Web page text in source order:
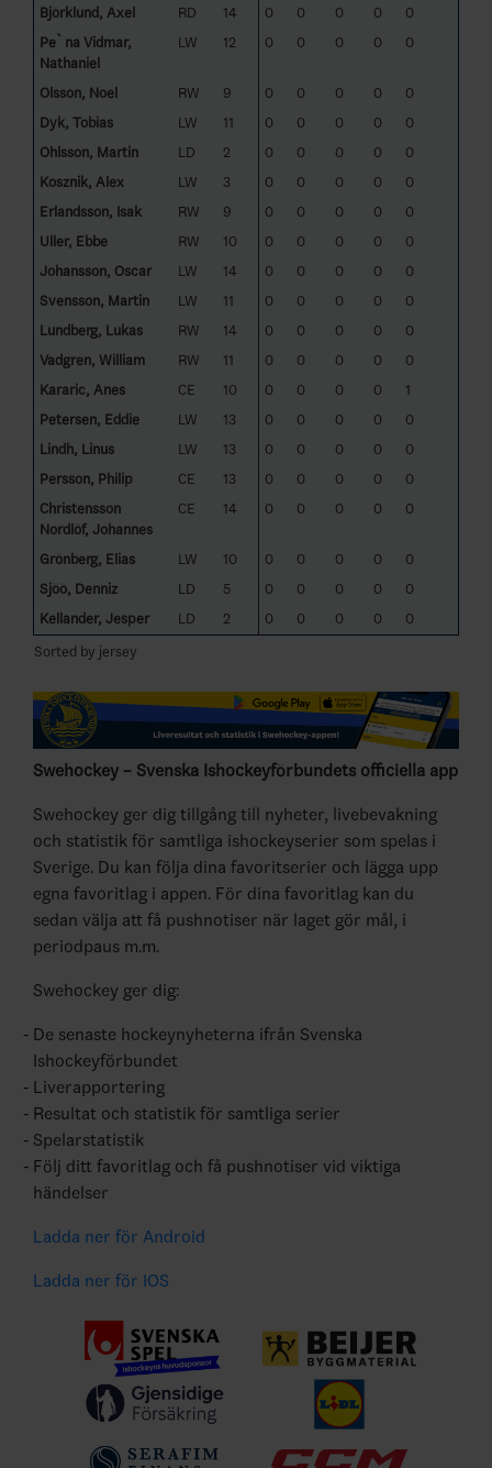
Björklund, Axel
RD 14 0 0 0 0
0
Pe`na Vidmar,
Nathaniel
LW 12 0 0 0 0 0
Olsson, Noel RW 9 0 0 0 0
0
Dyk, Tobias
LW 11 0 0 0 0
0
Ohlsson, Martin
LD 2 0 0 0 0
0
Kosznik, Alex
LW 3 0 0 0 0
0
Erlandsson, Isak
RW 9 0 0 0 0
0
Uller, Ebbe
RW 10 0 0 0 0
0
Johansson, Oscar
LW 14 0 0 0 0
0
Svensson, Martin
LW 11 0 0 0 0
0
Lundberg, Lukas
RW 14 0 0 0 0
0
Vadgren, William
RW 11 0 0 0 0
0
Kararic, Anes
CE 10 0 0 0 0
1
Petersen, Eddie
LW 13 0 0 0 0
0
Lindh, Linus
LW 13 0 0 0 0
0
Persson, Philip
CE 13 0 0 0 0
0
Christensson
Nordlöf, Johannes
CE 14 0 0 0 0 0
Grönberg, Elias LW 10 0 0 0 0
0
Sjöö, Denniz
LD 5 0 0 0 0
0
Kellander, Jesper
LD 2 0 0 0 0
0
Sorted by jersey
Swehockey – Svenska Ishockeyförbundets officiella app
Swehockey ger dig tillgång till nyheter, livebevakning
och statistik för samtliga ishockeyserier som spelas i
Sverige. Du kan följa dina favoritserier och lägga upp
egna favoritlag i appen. För dina favoritlag kan du
sedan välja att få pushnotiser när laget gör mål, i
periodpaus m.m.
Swehockey ger dig:
De senaste hockeynyheterna ifrån Svenska
Ishockeyförbundet
Liverapportering
Resultat och statistik för samtliga serier
Spelarstatistik
Följ ditt favoritlag och få pushnotiser vid viktiga
händelser
Ladda ner för Android
Ladda ner för IOS